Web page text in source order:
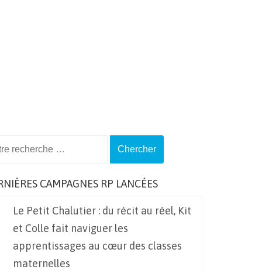
CAMPAGNES RP LANCÉES
Le Petit Chalutier : du récit au réel, Kit
et Colle fait naviguer les
apprentissages au cœur des classes
maternelles